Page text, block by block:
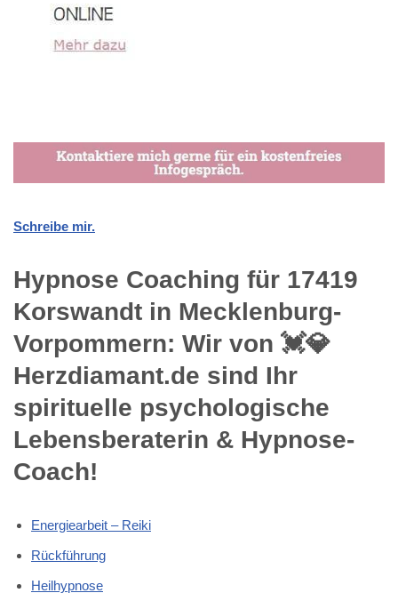
Schreibe mir.
Hypnose Coaching für 17419
Korswandt in Mecklenburg-
Vorpommern: Wir von 💓️💎
Herzdiamant.de sind Ihr
spirituelle psychologische
Lebensberaterin & Hypnose-
Coach!
Energiearbeit – Reiki
Rückführung
Heilhypnose